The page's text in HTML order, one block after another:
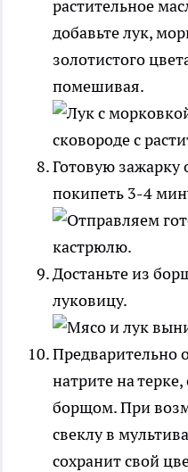
растительное
добавьте лук,
золотистого
помешивая.
Готовую зажарку
покипеть 3-4
Достаньте из
луковицу.
Предварительно
натрите на
борщом. При
свеклу в
сохранит свой